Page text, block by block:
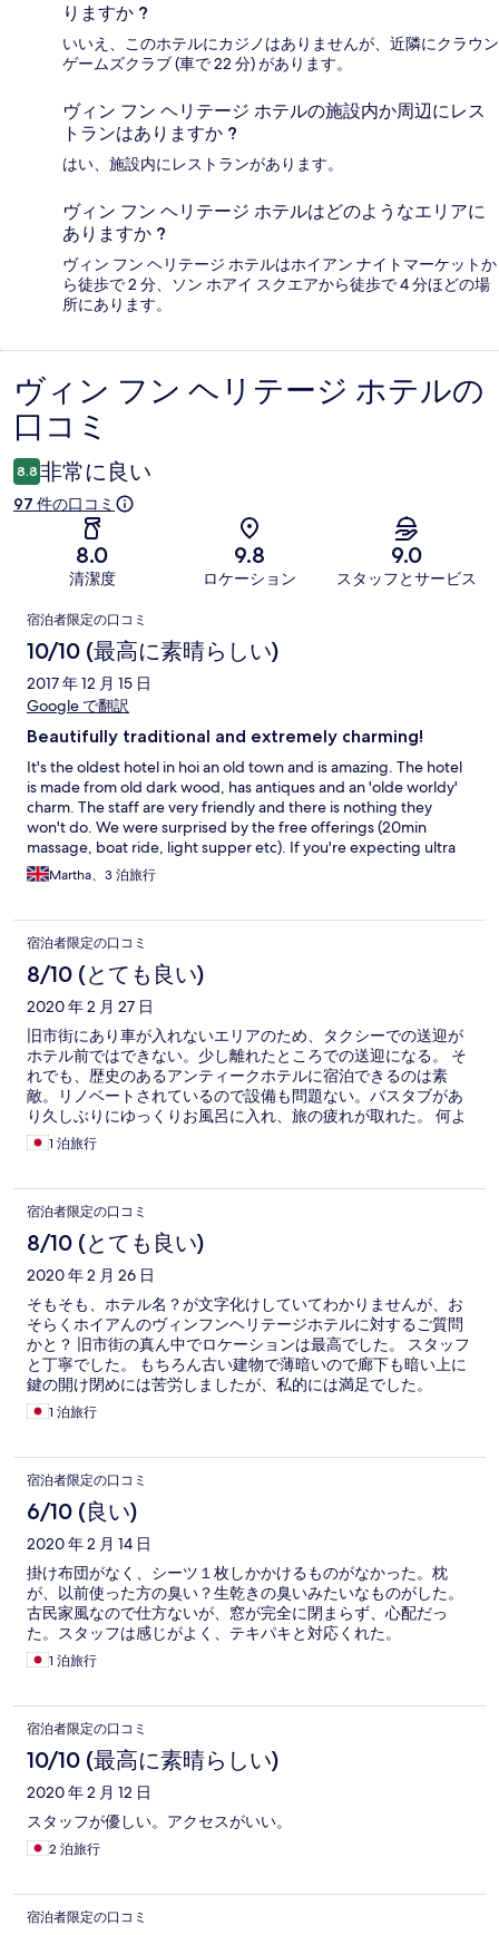
りますか ?
いいえ、このホテルにカジノはありませんが、近隣にクラウン
ゲームズクラブ (車で 22 分) があります。
ヴィン フン ヘリテージ ホテルの施設内か周辺にレス
トランはありますか ?
はい、施設内にレストランがあります。
ヴィン フン ヘリテージ ホテルはどのようなエリアに
ありますか ?
ヴィン フン ヘリテージ ホテルはホイアン ナイトマーケットか
ら徒歩で 2 分、ソン ホアイ スクエアから徒歩で 4 分ほどの場
所にあります。
口
コ
ミ
ヴィン フン ヘリテージ ホテルの
口コミ
8.8 非常に良い
97 件の口コミ
8.0
清潔度
9.8
ロケーション
9.0
スタッフとサービス
口
コ
ミ
宿泊者限定の口コミ
10/10 (最高に素晴らしい)
2017 年 12 月 15 日
Google で翻訳
Beautifully traditional and extremely charming!
It's the oldest hotel in hoi an old town and is amazing. The hotel
is made from old dark wood, has antiques and an 'olde worldy'
charm. The staff are very friendly and there is nothing they
won't do. We were surprised by the free offerings (20min
massage, boat ride, light supper etc). If you're expecting ultra
mod cons, sleek new feel accommodation then this is not for
you! The hotel is old and does require a 'freshen up' in some
recommend. The food served is incredible, the female chef is
outstanding :)
Martha、3 泊旅行
宿泊者限定の口コミ
8/10 (とても良い)
2020 年 2 月 27 日
旧市街にあり車が入れないエリアのため、タクシーでの送迎が
ホテル前ではできない。少し離れたところでの送迎になる。 そ
れでも、歴史のあるアンティークホテルに宿泊できるのは素
敵。リノベートされているので設備も問題ない。バスタブがあ
り久しぶりにゆっくりお風呂に入れ、旅の疲れが取れた。 何よ
り、宿泊するからこそ旧市街の雰囲気を存分に味わえるし、徒
歩ですべての観光スポットに行けて非常に便利でもある。
1 泊旅行
宿泊者限定の口コミ
8/10 (とても良い)
2020 年 2 月 26 日
そもそも、ホテル名？が文字化けしていてわかりませんが、お
そらくホイアんのヴィンフンヘリテージホテルに対するご質問
かと？ 旧市街の真ん中でロケーションは最高でした。 スタッフ
と丁寧でした。 もちろん古い建物で薄暗いので廊下も暗い上に
鍵の開け閉めには苦労しましたが、私的には満足でした。
1 泊旅行
宿泊者限定の口コミ
6/10 (良い)
2020 年 2 月 14 日
掛け布団がなく、シーツ１枚しかかけるものがなかった。枕
が、以前使った方の臭い？生乾きの臭いみたいなものがした。
古民家風なので仕方ないが、窓が完全に閉まらず、心配だっ
た。スタッフは感じがよく、テキパキと対応くれた。
1 泊旅行
宿泊者限定の口コミ
10/10 (最高に素晴らしい)
2020 年 2 月 12 日
スタッフが優しい。アクセスがいい。
2 泊旅行
宿泊者限定の口コミ